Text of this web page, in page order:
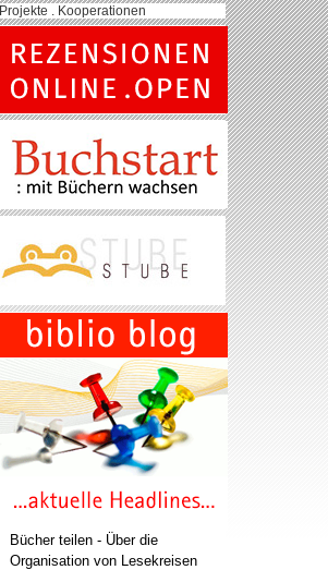
Projekte . Kooperationen
Bücher teilen - Über die
Organisation von Lesekreisen